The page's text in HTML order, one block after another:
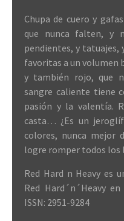
Chupa de cuero y
que nunca falten, y
pendientes, y tatuajes,
favoritas a un volumen
y también rojo, que
sangre caliente tiene
pasión y la valentía.
casta… ¿Es un
colores, nunca
logre romper todos los
Red Hard n Heavy es
Red Hard´n´Heavy
ISSN: 2951-9284